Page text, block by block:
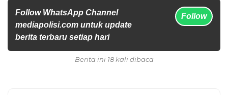
Follow WhatsApp Channel
mediapolisi.com untuk update
berita terbaru setiap hari
Follow
Berita ini 18 kali dibaca